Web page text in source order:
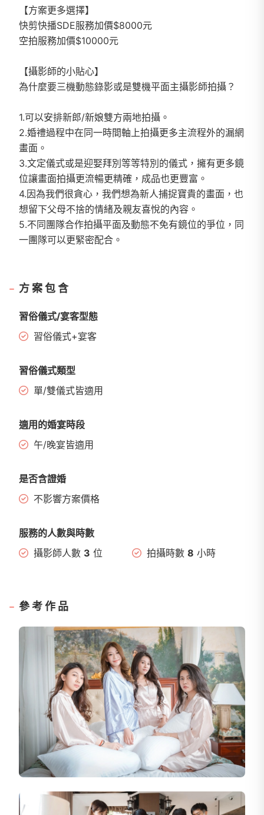
【方案更多選擇】
快剪快播SDE服務加價$8000元
空拍服務加價$10000元
【攝影師的小貼心】
為什麼要三機動態錄影或是雙機平面主攝影師拍攝？
1.可以安排新郎/新娘雙方兩地拍攝。
2.婚禮過程中在同一時間軸上拍攝更多主流程外的漏網
畫面。
3.文定儀式或是迎娶拜別等等特別的儀式，擁有更多鏡
位讓畫面拍攝更流暢更精確，成品也更豐富。
4.因為我們很貪心，我們想為新人捕捉寶貴的畫面，也
想留下父母不捨的情緒及親友喜悅的內容。
5.不同團隊合作拍攝平面及動態不免有鏡位的爭位，同
一團隊可以更緊密配合。
方案包含
習俗儀式/宴客型態
習俗儀式+宴客
習俗儀式類型
單/雙儀式皆適用
適用的婚宴時段
午/晚宴皆適用
是否含證婚
不影響方案價格
服務的人數與時數
攝影師人數 3 位 拍攝時數 8 小時
參考作品